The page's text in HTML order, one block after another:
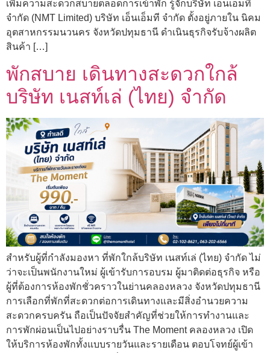
เพิ่มความสะดวกสบายตลอดการเข้าพัก รู้จักบริษัท เอ็นเอ็มที
จำกัด (NMT Limited) บริษัท เอ็นเอ็มที จำกัด ตั้งอยู่ภายใน นิคม
อุตสาหกรรมนวนคร จังหวัดปทุมธานี ดำเนินธุรกิจรับจ้างผลิต
สินค้า […]
พักสบาย เดินทางสะดวกใกล้
บริษัท เนสท์เล่ (ไทย) จำกัด
สำหรับผู้ที่กำลังมองหา ที่พักใกล้บริษัท เนสท์เล่ (ไทย) จำกัด ไม่
ว่าจะเป็นพนักงานใหม่ ผู้เข้ารับการอบรม ผู้มาติดต่อธุรกิจ หรือ
ผู้ที่ต้องการห้องพักชั่วคราวในย่านคลองหลวง จังหวัดปทุมธานี
การเลือกที่พักที่สะดวกต่อการเดินทางและมีสิ่งอำนวยความ
สะดวกครบครัน ถือเป็นปัจจัยสำคัญที่ช่วยให้การทำงานและ
การพักผ่อนเป็นไปอย่างราบรื่น The Moment คลองหลวง เปิด
ให้บริการห้องพักทั้งแบบรายวันและรายเดือน ตอบโจทย์ผู้เข้า